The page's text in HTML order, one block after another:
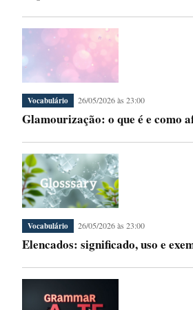
Vocabulário 26/05/2026 às 23:00
Glamourização: o que é e como
Vocabulário 26/05/2026 às 23:00
Elencados: significado, uso e